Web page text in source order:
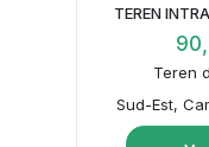
TEREN
Teren
Sud-Est,